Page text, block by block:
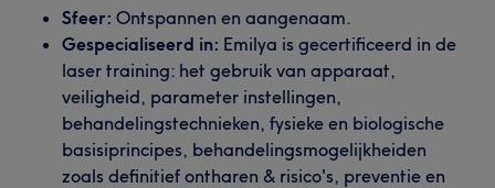
Sfeer: Ontspannen en aangenaam.
Gespecialiseerd in: Emilya is gecertificeerd in de
laser training: het gebruik van apparaat,
veiligheid, parameter instellingen,
behandelingstechnieken, fysieke en biologische
basisiprincipes, behandelingsmogelijkheiden
zoals definitief ontharen & risico's, preventie en